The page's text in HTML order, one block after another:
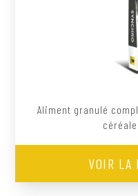
Aliment granulé
VOIR LA